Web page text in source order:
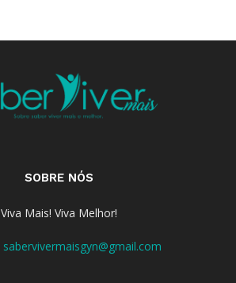
SOBRE NÓS
Viva Mais! Viva Melhor!
sabervivermaisgyn@gmail.com